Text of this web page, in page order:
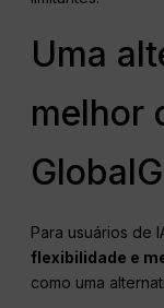
Uma
melhor
Para usuários de
flexibilidade e
como uma